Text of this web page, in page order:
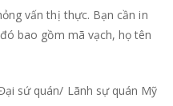
vấn thị thực. Bạn cần in
bao gồm mã vạch, họ tên
sứ quán/ Lãnh sự quán Mỹ